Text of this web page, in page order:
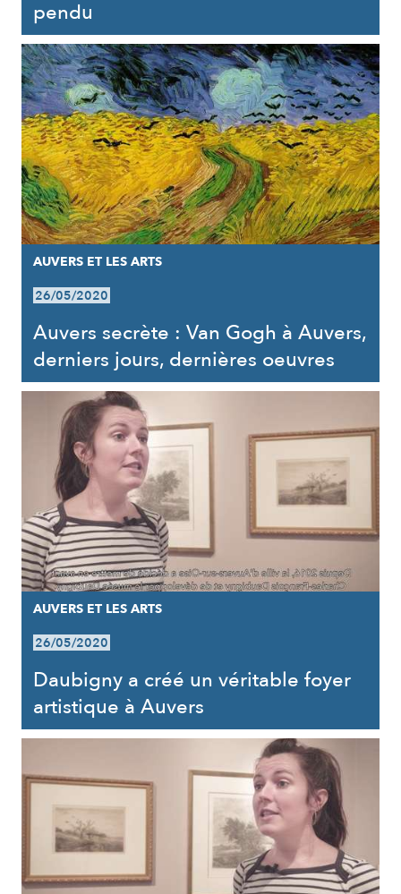
pendu
AUVERS ET LES ARTS
26/05/2020
Auvers secrète : Van Gogh à Auvers,
derniers jours, dernières oeuvres
AUVERS ET LES ARTS
26/05/2020
Daubigny a créé un véritable foyer
artistique à Auvers